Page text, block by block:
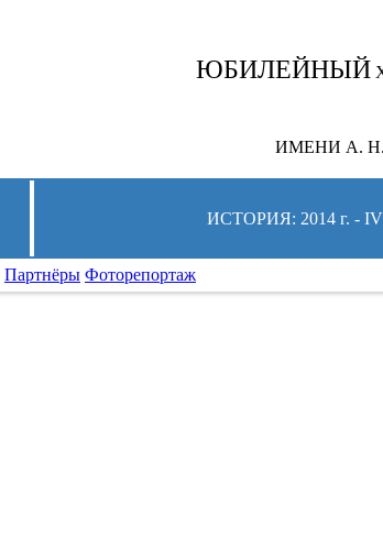
ЮБИЛЕЙНЫЙ
ИМЕНИ А.
ИСТОРИЯ: 2014 г.
Партнёры Фоторепортаж